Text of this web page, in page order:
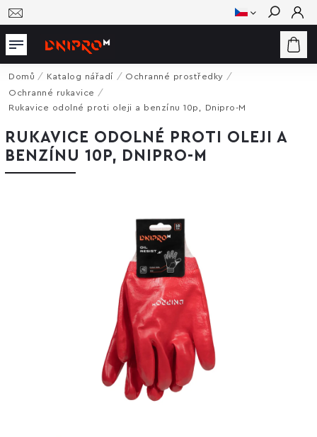
Hledat
Domů / Katalog nářadí / Ochranné prostředky /
Ochranné rukavice /
Rukavice odolné proti oleji a benzínu 10p, Dnipro-M
RUKAVICE ODOLNÉ PROTI OLEJI A
BENZÍNU 10P, DNIPRO-M